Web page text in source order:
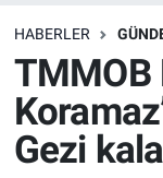
HABERLER
TMMOB
Gezi